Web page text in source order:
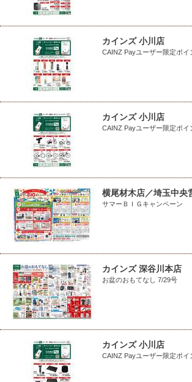
カインズ 小川店
CAINZ Payユーザー限定ポ
カインズ 小川店
CAINZ Payユーザー限定ポ
横尾材木店／埼玉中央
サマーＢＩＧキャンペーン
カインズ 深谷川本店
お盆のおもてなし 7/29号
カインズ 小川店
CAINZ Payユーザー限定ポイ